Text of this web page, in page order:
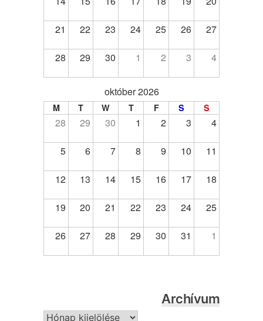
21 22 23 24 25 26 27
28 29 30 1 2 3 4
október 2026
M T W T F S S
28 29 30 1 2 3 4
5 6 7 8 9 10 11
12 13 14 15 16 17 18
19 20 21 22 23 24 25
26 27 28 29 30 31 1
Archívum
Archívum